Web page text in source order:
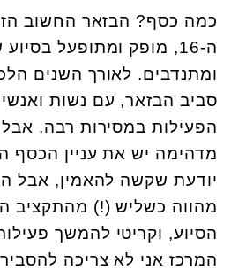
כמה כסף? הבזאר החשוב
ה-16, מופק ומתופעל
ומתנדבים. לאורך השנים
סביב הבזאר, עם נשות
הפעילות במסירות רבה.
מדהימה יש את עניין הכסף
יודעת שקשה להאמין, אבל
מהווה כשליש (!) מהתקציב
הסיוע, וקריטי להמשך
המרכז אני לא צריכה